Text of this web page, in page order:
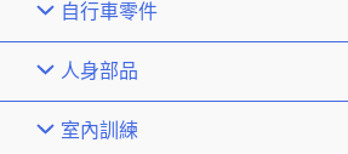
自行車零件
人身部品
室內訓練